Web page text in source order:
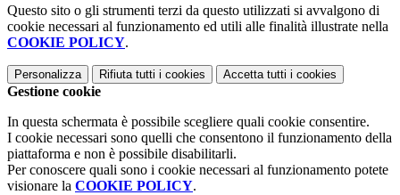
Questo sito o gli strumenti terzi da questo utilizzati si avvalgono di
cookie necessari al funzionamento ed utili alle finalità illustrate nella
COOKIE POLICY.
Personalizza Rifiuta tutti i cookies Accetta tutti i cookies
Gestione cookie
In questa schermata è possibile scegliere quali cookie consentire.
I cookie necessari sono quelli che consentono il funzionamento della
piattaforma e non è possibile disabilitarli.
Per conoscere quali sono i cookie necessari al funzionamento potete
visionare la COOKIE POLICY.